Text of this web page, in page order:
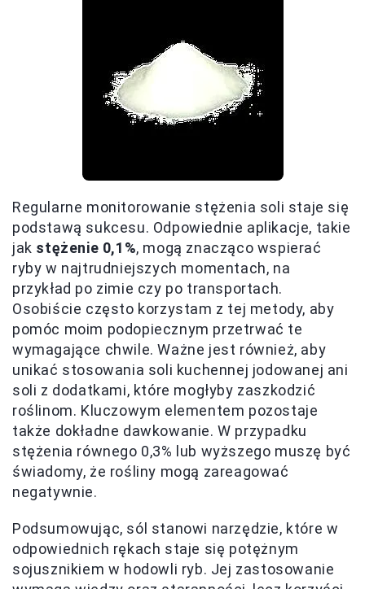
Regularne monitorowanie stężenia soli staje się
podstawą sukcesu. Odpowiednie aplikacje, takie
jak stężenie 0,1%, mogą znacząco wspierać
ryby w najtrudniejszych momentach, na
przykład po zimie czy po transportach.
Osobiście często korzystam z tej metody, aby
pomóc moim podopiecznym przetrwać te
wymagające chwile. Ważne jest również, aby
unikać stosowania soli kuchennej jodowanej ani
soli z dodatkami, które mogłyby zaszkodzić
roślinom. Kluczowym elementem pozostaje
także dokładne dawkowanie. W przypadku
stężenia równego 0,3% lub wyższego muszę być
świadomy, że rośliny mogą zareagować
negatywnie.
Podsumowując, sól stanowi narzędzie, które w
odpowiednich rękach staje się potężnym
sojusznikiem w hodowli ryb. Jej zastosowanie